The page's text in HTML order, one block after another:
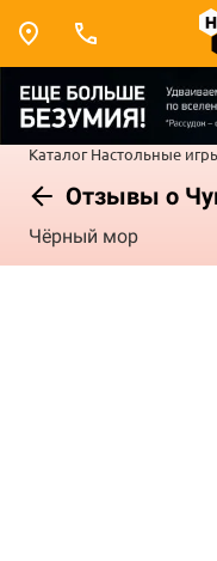
Каталог Настольные
Отзывы о
Чёрный мор